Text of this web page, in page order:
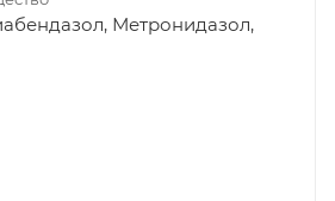
Метронидазол,